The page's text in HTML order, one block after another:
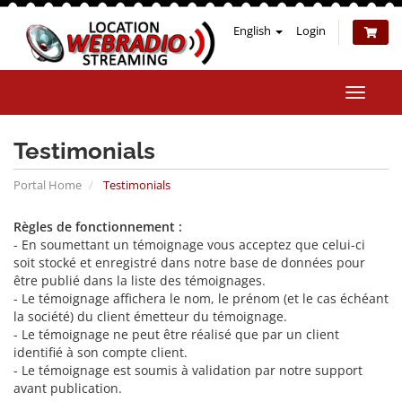
English Login
Toggle
Testimonials
Portal Home Testimonials
Règles de fonctionnement :
- En soumettant un témoignage vous acceptez que celui-ci
soit stocké et enregistré dans notre base de données pour
être publié dans la liste des témoignages.
- Le témoignage affichera le nom, le prénom (et le cas échéant
la société) du client émetteur du témoignage.
- Le témoignage ne peut être réalisé que par un client
identifié à son compte client.
- Le témoignage est soumis à validation par notre support
avant publication.